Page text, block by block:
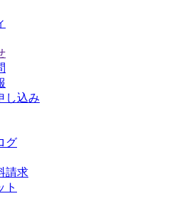
し込み
グ
請求
ト